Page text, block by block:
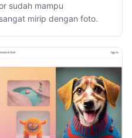
sudah mampu
mirip dengan foto.